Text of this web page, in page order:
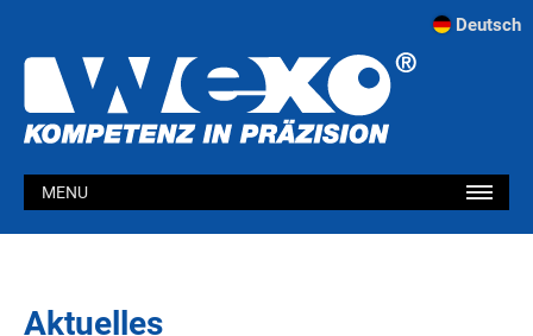
Deutsch
MENU
Aktuelles